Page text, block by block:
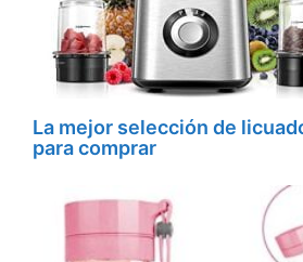
La mejor selección de
para comprar